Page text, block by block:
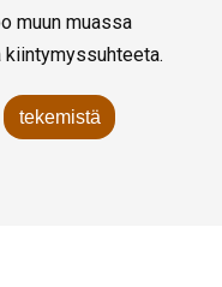
muun muassa
tekemistä